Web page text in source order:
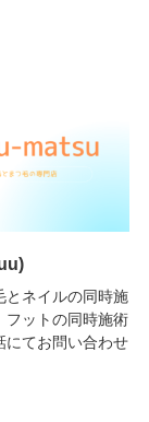
とネイルの同時施
フットの同時施術
にてお問い合わせ